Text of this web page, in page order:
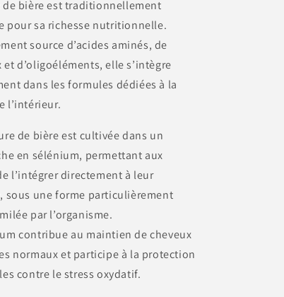
de bière est traditionnellement
pour sa richesse nutritionnelle.
source d’acides aminés, de
et d’oligoéléments, elle s’intègre
dans les formules dédiées à la
l’intérieur.
de bière est cultivée dans un
en sélénium, permettant aux
l’intégrer directement à leur
sous une forme particulièrement
par l’organisme.
contribue au maintien de cheveux
normaux et participe à la protection
contre le stress oxydatif.